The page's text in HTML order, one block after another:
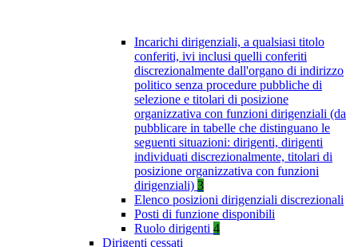
Incarichi dirigenziali, a qualsiasi titolo
conferiti, ivi inclusi quelli conferiti
discrezionalmente dall'organo di indirizzo
politico senza procedure pubbliche di
selezione e titolari di posizione
organizzativa con funzioni dirigenziali (da
pubblicare in tabelle che distinguano le
seguenti situazioni: dirigenti, dirigenti
individuati discrezionalmente, titolari di
posizione organizzativa con funzioni
dirigenziali) 3
Elenco posizioni dirigenziali discrezionali
Posti di funzione disponibili
Ruolo dirigenti 4
Dirigenti cessati